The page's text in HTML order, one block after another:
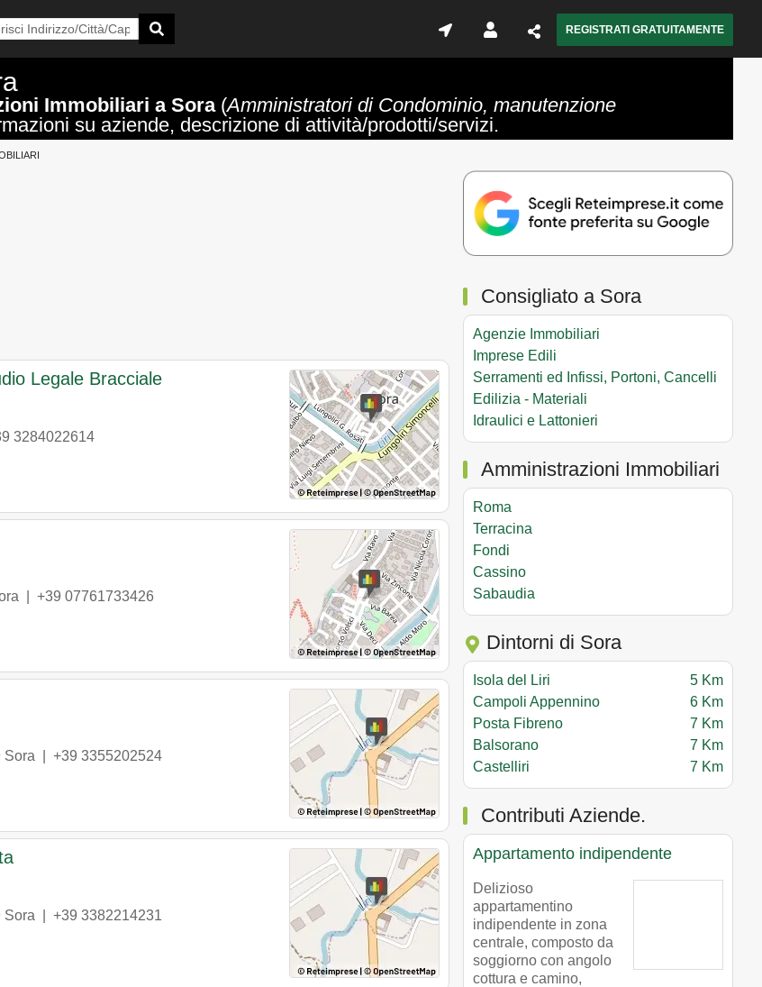
REGISTRATI GRATUITAMENTE
Immobiliari a Sora(Amministratori di Condominio, manutenzione
su aziende, descrizione di attività/prodotti/servizi.
Legale Bracciale
3284022614
+39 07761733426
Sora +39 3355202524
Sora +39 3382214231
Consigliato a Sora
Agenzie Immobiliari
Imprese Edili
Serramenti ed Infissi, Portoni, Cancelli
Edilizia - Materiali
Idraulici e Lattonieri
Amministrazioni Immobiliari
Roma
Terracina
Fondi
Cassino
Sabaudia
Dintorni di Sora
Isola del Liri
5 Km
Campoli Appennino
6 Km
Posta Fibreno
7 Km
Balsorano
7 Km
Castelliri
7 Km
Contributi Aziende.
Appartamento indipendente
Delizioso
appartamentino
indipendente in zona
centrale, composto da
soggiorno con angolo
cottura e camino,